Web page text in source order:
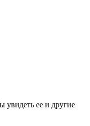
увидеть ее и другие